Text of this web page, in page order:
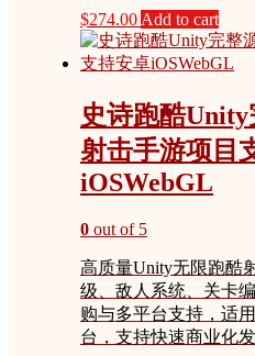
$274.00 Add to cart
史诗跑酷
射击手游项目
iOSWebGL
0 out of 5
高质量Unity无限跑酷
级、敌人系统、关卡
购与多平台支持，适
台，支持快速商业化发